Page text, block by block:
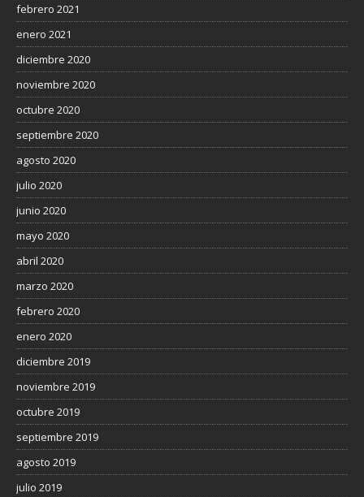
febrero 2021
enero 2021
diciembre 2020
noviembre 2020
octubre 2020
septiembre 2020
agosto 2020
julio 2020
junio 2020
mayo 2020
abril 2020
marzo 2020
febrero 2020
enero 2020
diciembre 2019
noviembre 2019
octubre 2019
septiembre 2019
agosto 2019
julio 2019